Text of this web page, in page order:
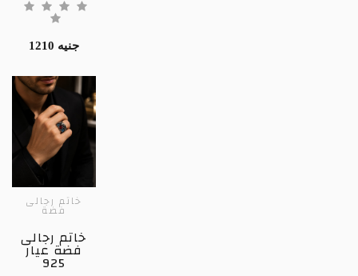
1210 جنيه
خاتم رجالى
فضة
خاتم رجالى
فضة عيار
925